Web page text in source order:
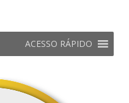
ACESSO RÁPIDO